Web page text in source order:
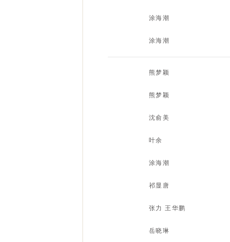
反垄断法对保险消费者权益保护
涂海潮
反垄断法对保险消费者权益保护
涂海潮
委托贷款合同纠纷诉讼主体的确定
熊梦颖
诉讼保全之财产保全责任保险
熊梦颖
浅谈保证保险追偿问题
沈俞美
团体人身保险问题研究--以铁路
叶余
保险竞合问题研究
涂海潮
被保险人处分赔偿请求权对保险
祁显唐
万宝之争——华润的抉择
张力 王华鹏
浅析被保险人与第三者之间的基
岳晓琳